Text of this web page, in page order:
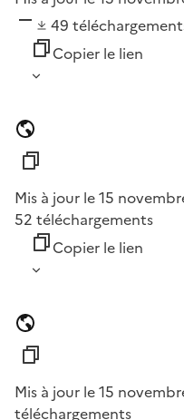
49
Copier le lien
Mis à jour le 15
52 téléchargements
Copier le lien
Mis à jour le 15
téléchargements